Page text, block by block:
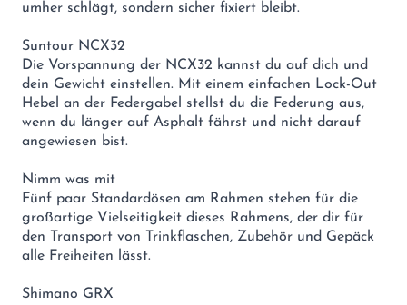
umher schlägt, sondern sicher fixiert bleibt.
Suntour NCX32
Die Vorspannung der NCX32 kannst du auf dich und
dein Gewicht einstellen. Mit einem einfachen Lock-Out
Hebel an der Federgabel stellst du die Federung aus,
wenn du länger auf Asphalt fährst und nicht darauf
angewiesen bist.
Nimm was mit
Fünf paar Standardösen am Rahmen stehen für die
großartige Vielseitigkeit dieses Rahmens, der dir für
den Transport von Trinkflaschen, Zubehör und Gepäck
alle Freiheiten lässt.
Shimano GRX